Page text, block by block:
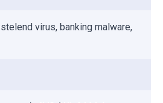
virus, banking malware,